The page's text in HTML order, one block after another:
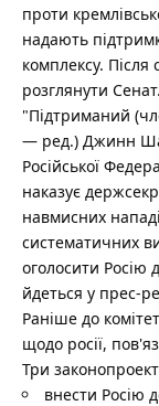
проти
надають
комплексу.
розглянути Сенат.
"Підтриманий
— ред.) Джинн
Російської
наказує
навмисних
систематичних
оголосити
йдеться у прес-
Раніше до
щодо росії,
Три
внести Росію